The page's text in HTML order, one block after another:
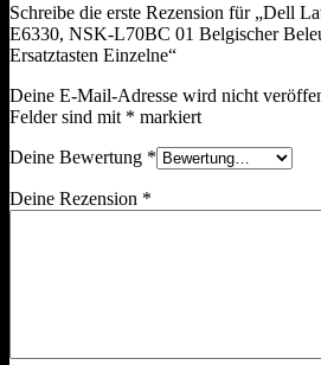
Schreibe die erste Rezension für „Dell
E6330, NSK-L70BC 01 Belgischer
Ersatztasten Einzelne“
Deine E-Mail-Adresse wird nicht
Felder sind mit * markiert
Deine Bewertung *
Deine Rezension *